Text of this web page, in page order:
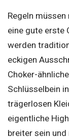
Regeln
eine gute erste
werden
eckigen
Choker-
Schlüsselbein
trägerlosen
eigentliche
breiter sein und